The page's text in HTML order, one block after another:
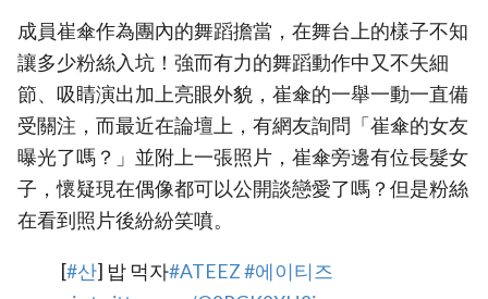
成員崔傘作為團內的舞蹈擔當，在舞台上的樣子不知
讓多少粉絲入坑！強而有力的舞蹈動作中又不失細
節、吸睛演出加上亮眼外貌，崔傘的一舉一動一直備
受關注，而最近在論壇上，有網友詢問「崔傘的女友
曝光了嗎？」並附上一張照片，崔傘旁邊有位長髮女
子，懷疑現在偶像都可以公開談戀愛了嗎？但是粉絲
在看到照片後紛紛笑噴。
[#산] 밥 먹자#ATEEZ#에이티즈